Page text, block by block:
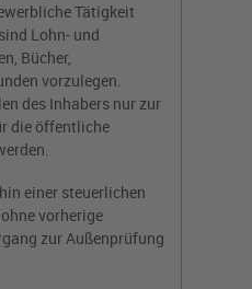
Tätigkeit
Lohn- und
Bücher,
vorzulegen.
des Inhabers nur zur
die öffentliche
einer steuerlichen
vorherige
zur Außenprüfung